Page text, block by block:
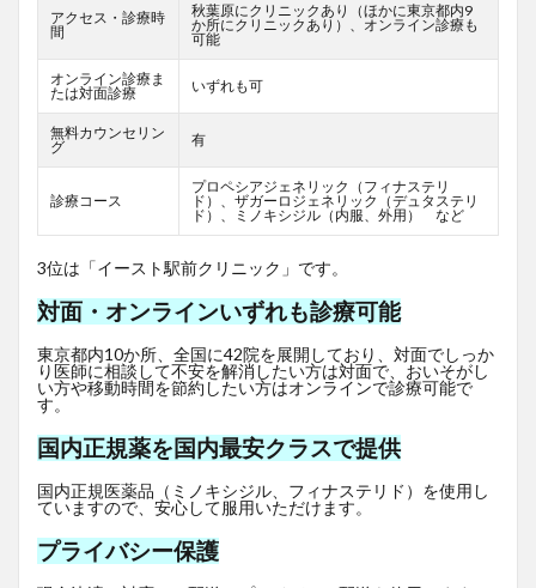
アクセス・診療時
間
秋葉原にクリニックあり（ほかに東京都内9
か所にクリニックあり）、オンライン診療も
可能
オンライン診療ま
たは対面診療
いずれも可
無料カウンセリン
グ
有
診療コース
プロペシアジェネリック（フィナステリ
ド）、ザガーロジェネリック（デュタステリ
ド）、ミノキシジル（内服、外用） など
3位は「イースト駅前クリニック」です。
対面・オンラインいずれも診療可能
東京都内10か所、全国に42院を展開しており、対面でしっか
り医師に相談して不安を解消したい方は対面で、おいそがし
い方や移動時間を節約したい方はオンラインで診療可能で
す。
国内正規薬を国内最安クラスで提供
国内正規医薬品（ミノキシジル、フィナステリド）を使用し
ていますので、安心して服用いただけます。
プライバシー保護